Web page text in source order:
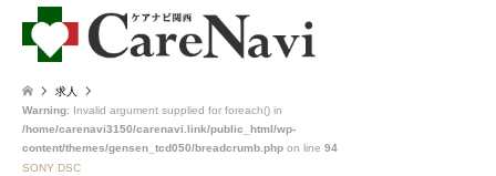
求人
Warning: Invalid argument supplied for foreach() in
/home/carenavi3150/carenavi.link/public_html/wp-
content/themes/gensen_tcd050/breadcrumb.php on line 94
SONY DSC